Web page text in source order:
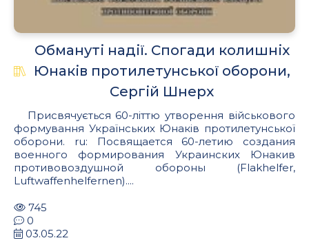
Обмануті надії. Cпогади колишніх
Юнаків протилетунської оборони,
Сергій Шнерх
Присвячується 60-літтю утворення військового
формування Українських Юнаків протилетунської
оборони. ru: Посвящается 60-летию создания
военного формирования Украинских Юнакив
противовоздушной обороны (Flakhelfer,
Luftwaffenhelfernen)....
745
0
03.05.22